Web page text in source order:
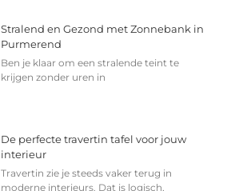
Stralend en Gezond met Zonnebank in
Purmerend
Ben je klaar om een stralende teint te
krijgen zonder uren in
De perfecte travertin tafel voor jouw
interieur
Travertin zie je steeds vaker terug in
moderne interieurs. Dat is logisch,